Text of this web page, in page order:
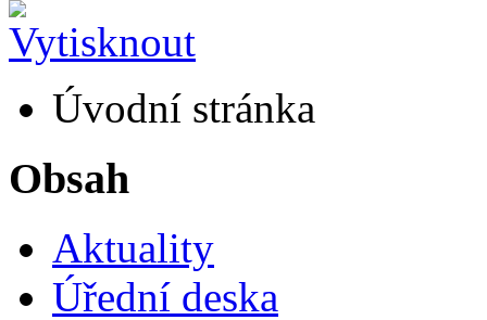
Úvodní stránka
Obsah
Aktuality
Úřední deska